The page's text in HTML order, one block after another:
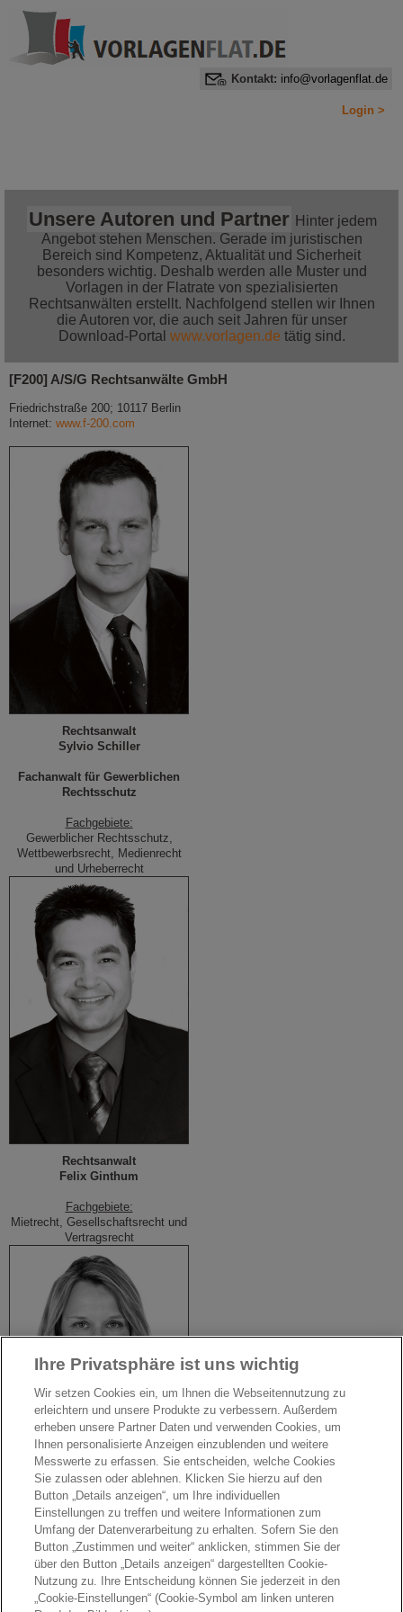
Kontakt: info@vorlagenflat.de
Login >
Unsere Autoren und Partner Hinter jedem
Angebot stehen Menschen. Gerade im juristischen
Bereich sind Kompetenz, Aktualität und Sicherheit
besonders wichtig. Deshalb werden alle Muster und
Vorlagen in der Flatrate von spezialisierten
Rechtsanwälten erstellt. Nachfolgend stellen wir Ihnen
die Autoren vor, die auch seit Jahren für unser
Download-Portal www.vorlagen.de tätig sind.
[F200] A/S/G Rechtsanwälte GmbH
Friedrichstraße 200; 10117 Berlin
Internet: www.f-200.com
Rechtsanwalt
Sylvio Schiller
Fachanwalt für Gewerblichen
Rechtsschutz
Fachgebiete:
Gewerblicher Rechtsschutz,
Wettbewerbsrecht, Medienrecht
und Urheberrecht
Rechtsanwalt
Felix Ginthum
Fachgebiete:
Mietrecht, Gesellschaftsrecht und
Vertragsrecht
Rechtsanwältin
Susanne Ruthe
Fachanwältin für Arbeitsrecht
Fachgebiete:
Ihre Privatsphäre ist uns wichtig
Wir setzen Cookies ein, um Ihnen die Webseitennutzung zu
erleichtern und unsere Produkte zu verbessern. Außerdem
erheben unsere Partner Daten und verwenden Cookies, um
Ihnen personalisierte Anzeigen einzublenden und weitere
Messwerte zu erfassen. Sie entscheiden, welche Cookies
Sie zulassen oder ablehnen. Klicken Sie hierzu auf den
Button „Details anzeigen“, um Ihre individuellen
Einstellungen zu treffen und weitere Informationen zum
Umfang der Datenverarbeitung zu erhalten. Sofern Sie den
Button „Zustimmen und weiter“ anklicken, stimmen Sie der
über den Button „Details anzeigen“ dargestellten Cookie-
Nutzung zu. Ihre Entscheidung können Sie jederzeit in den
„Cookie-Einstellungen“ (Cookie-Symbol am linken unteren